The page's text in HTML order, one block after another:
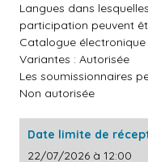
Langues dans
participation peuvent
Catalogue
Variantes : Autorisée
Les soumissionnaires
Non autorisée
Date limite de
22/07/2026 à 12:00